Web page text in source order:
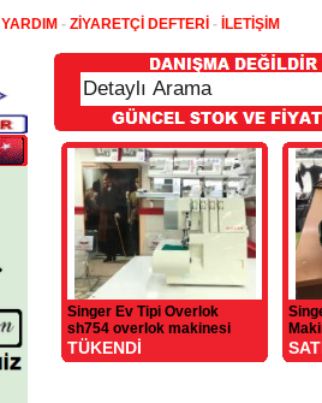
YARDIM - ZİYARETÇİ DEFTERİ - İLETİŞİM
Singer Ev Tipi Overlok
sh754 overlok makinesi
TÜKENDİ